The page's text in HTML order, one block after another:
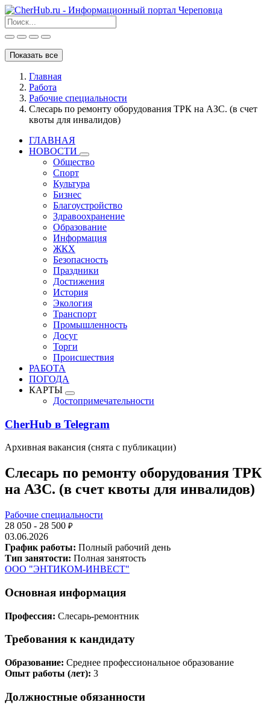
Показать все
Главная
Работа
Рабочие специальности
Слесарь по ремонту оборудования ТРК на АЗС. (в счет
квоты для инвалидов)
ГЛАВНАЯ
НОВОСТИ
Общество
Спорт
Культура
Бизнес
Благоустройство
Здравоохранение
Образование
Информация
ЖКХ
Безопасность
Праздники
Достижения
История
Экология
Транспорт
Промышленность
Досуг
Торги
Происшествия
РАБОТА
ПОГОДА
КАРТЫ
Достопримечательности
CherHub в Telegram
Архивная вакансия (снята с публикации)
Слесарь по ремонту оборудования ТРК
на АЗС. (в счет квоты для инвалидов)
Рабочие специальности
28 050 - 28 500 ₽
03.06.2026
График работы: Полный рабочий день
Тип занятости: Полная занятость
ООО "ЭНТИКОМ-ИНВЕСТ"
Основная информация
Профессия: Слесарь-ремонтник
Требования к кандидату
Образование: Среднее профессиональное образование
Опыт работы (лет): 3
Должностные обязанности